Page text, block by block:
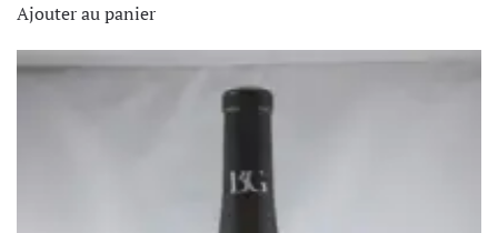
Ajouter au panier